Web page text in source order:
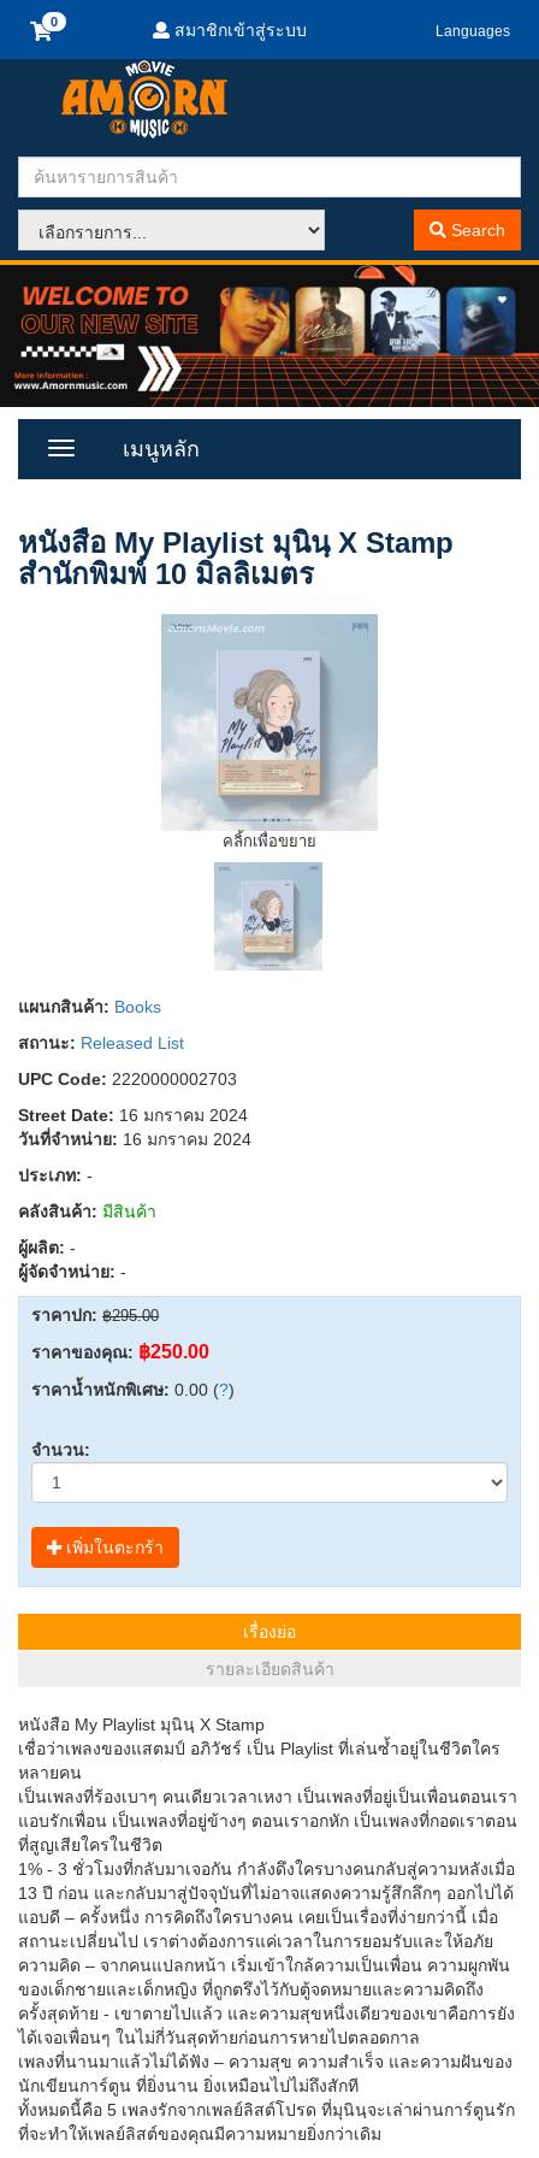
สมาชิกเข้าสู่ระบบ Languages
Search
Toggle
เมนูหลัก
หนังสือ My Playlist มุนินฺ X Stamp
สำนักพิมพ์ 10 มิลลิเมตร
คลิ้กเพื่อขยาย
แผนกสินค้า: Books
สถานะ: Released List
UPC Code: 2220000002703
Street Date: 16 มกราคม 2024
วันที่จำหน่าย: 16 มกราคม 2024
ประเภท: -
คลังสินค้า: มีสินค้า
ผู้ผลิต: -
ผู้จัดจำหน่าย: -
ราคาปก: ฿295.00
ราคาของคุณ: ฿250.00
ราคาน้ำหนักพิเศษ: 0.00 (?)
จำนวน:
เพิ่มในตะกร้า
เรื่องย่อ
รายละเอียดสินค้า
หนังสือ My Playlist มุนินฺ X Stamp
เชื่อว่าเพลงของแสตมป์ อภิวัชร์ เป็น Playlist ที่เล่นซ้ำอยู่ในชีวิตใคร
หลายคน
เป็นเพลงที่ร้องเบาๆ คนเดียวเวลาเหงา เป็นเพลงที่อยู่เป็นเพื่อนตอนเรา
แอบรักเพื่อน เป็นเพลงที่อยู่ข้างๆ ตอนเราอกหัก เป็นเพลงที่กอดเราตอน
ที่สูญเสียใครในชีวิต
1% - 3 ชั่วโมงที่กลับมาเจอกัน กำลังดึงใครบางคนกลับสู่ความหลังเมื่อ
13 ปี ก่อน และกลับมาสู่ปัจจุบันที่ไม่อาจแสดงความรู้สึกลึกๆ ออกไปได้
แอบดี – ครั้งหนึ่ง การคิดถึงใครบางคน เคยเป็นเรื่องที่ง่ายกว่านี้ เมื่อ
สถานะเปลี่ยนไป เราต่างต้องการแค่เวลาในการยอมรับและให้อภัย
ความคิด – จากคนแปลกหน้า เริ่มเข้าใกล้ความเป็นเพื่อน ความผูกพัน
ของเด็กชายและเด็กหญิง ที่ถูกตรึงไว้กับตู้จดหมายและความคิดถึง
ครั้งสุดท้าย - เขาตายไปแล้ว และความสุขหนึ่งเดียวของเขาคือการยัง
ได้เจอเพื่อนๆ ในไม่กี่วันสุดท้ายก่อนการหายไปตลอดกาล
เพลงที่นานมาแล้วไม่ได้ฟัง – ความสุข ความสำเร็จ และความฝันของ
นักเขียนการ์ตูน ที่ยิ่งนาน ยิ่งเหมือนไปไม่ถึงสักที
ทั้งหมดนี้คือ 5 เพลงรักจากเพลย์ลิสต์โปรด ที่มุนินฺจะเล่าผ่านการ์ตูนรัก
ที่จะทำให้เพลย์ลิสต์ของคุณมีความหมายยิ่งกว่าเดิม